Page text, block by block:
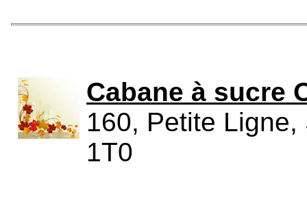
Cabane à sucre
160, Petite
1T0